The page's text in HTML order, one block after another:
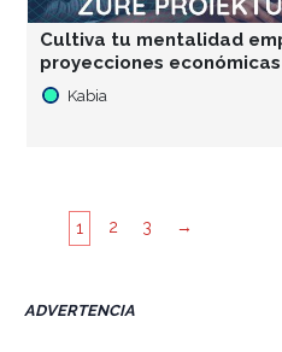
Cultiva tu mentalidad
proyecciones económicas
Kabia
1 2 3 →
ADVERTENCIA